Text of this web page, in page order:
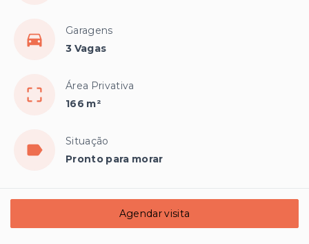
Garagens
3 Vagas
Área Privativa
166 m²
Situação
Pronto para morar
Agendar visita